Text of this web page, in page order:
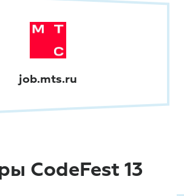
job.mts.ru
CodeFest 13